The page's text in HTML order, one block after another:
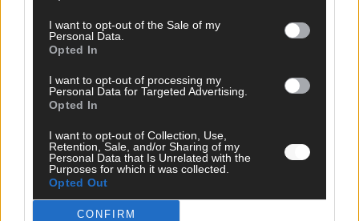
I want to opt-out of the Sale of my
Personal Data.
Opted In
I want to opt-out of processing my
Personal Data for Targeted Advertising.
Opted In
I want to opt-out of Collection, Use,
Retention, Sale, and/or Sharing of my
Personal Data that Is Unrelated with the
Purposes for which it was collected.
Opted Out
CONFIRM
SCHNELL ZUM RESSORT
Nachrichten
Ratgeber
Wissen
Kommentar
Streams & Storys